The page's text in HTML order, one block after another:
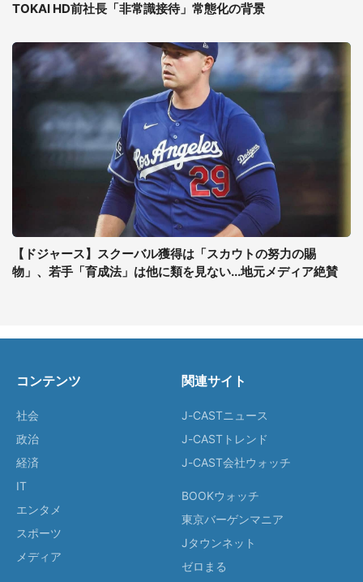
TOKAI HD前社長「非常識接待」常態化の背景
【ドジャース】スクーバル獲得は「スカウトの努力の賜
物」、若手「育成法」は他に類を見ない...地元メディア絶賛
コンテンツ
社会
政治
経済
IT
エンタメ
スポーツ
メディア
関連サイト
J-CASTニュース
J-CASTトレンド
J-CAST会社ウォッチ
BOOKウォッチ
東京バーゲンマニア
Jタウンネット
ゼロまる